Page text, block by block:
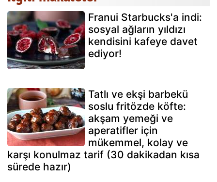
Franui Starbucks'a indi:
sosyal ağların yıldızı
kendisini kafeye davet
ediyor!
Tatlı ve ekşi barbekü
soslu fritözde köfte:
akşam yemeği ve
aperatifler için
mükemmel, kolay ve
karşı konulmaz tarif (30 dakikadan kısa
sürede hazır)